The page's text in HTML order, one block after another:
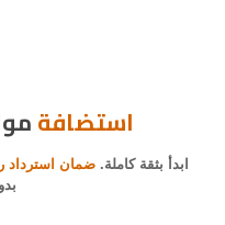
استضافة
ابدأ بثقة كاملة.ضمان استرداد